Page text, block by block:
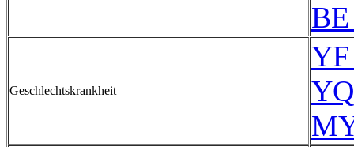
Geschlechtskrankheit
YF